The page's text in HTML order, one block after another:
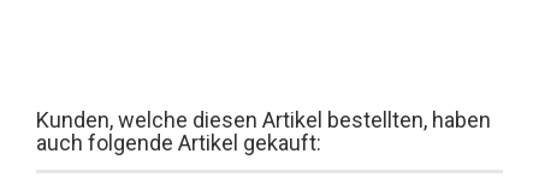
Kunden, welche diesen Artikel bestellten, haben
auch folgende Artikel gekauft: